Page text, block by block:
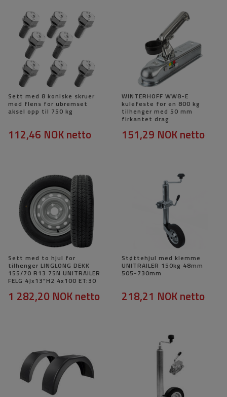
Sett med 8 koniske skruer
med flens for ubremset
aksel opp til 750 kg
112,46 NOKnetto
WINTERHOFF WW8-E
kulefeste for en 800 kg
tilhenger med 50 mm
firkantet drag
151,29 NOKnetto
Sett med to hjul for
tilhenger LINGLONG DEKK
155/70 R13 75N UNITRAILER
FELG 4Jx13"H2 4x100 ET:30
1 282,20 NOKnetto
Støttehjul med klemme
UNITRAILER 150kg 48mm
505-730mm
218,21 NOKnetto